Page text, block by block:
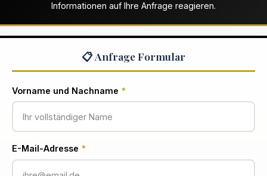
Informationen auf Ihre Anfrage reagieren.
📋 Anfrage Formular
Vorname und Nachname *
E-Mail-Adresse *